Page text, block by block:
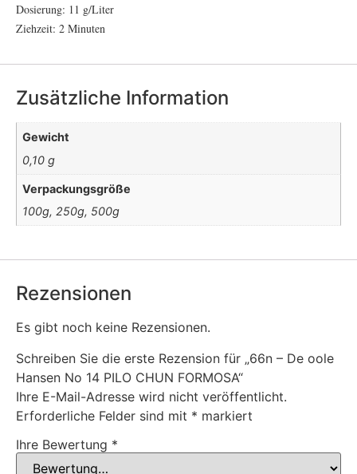
Dosierung: 11 g/Liter
Ziehzeit: 2 Minuten
Zusätzliche Information
Gewicht
0,10 g
Verpackungsgröße
100g, 250g, 500g
Rezensionen
Es gibt noch keine Rezensionen.
Schreiben Sie die erste Rezension für „66n – De oole
Hansen No 14 PILO CHUN FORMOSA“
Ihre E-Mail-Adresse wird nicht veröffentlicht.
Erforderliche Felder sind mit * markiert
Ihre Bewertung *